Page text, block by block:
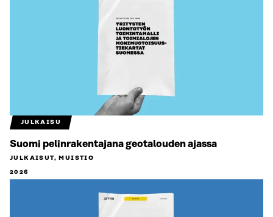
JULKAISU
Suomi pelinrakentajana geotalouden ajassa
JULKAISUT, MUISTIO
2026